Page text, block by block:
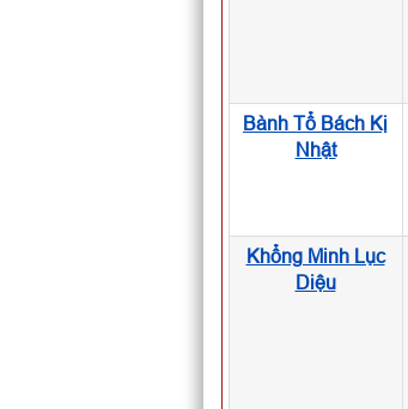
Bành Tổ Bách Kị
Nhật
Khổng Minh Lục
Diệu